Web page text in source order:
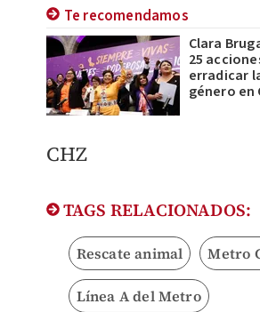
Te recomendamos
Clara
25
erradicar
género en
​CHZ
TAGS RELACIONADOS:
Rescate animal Metro
Línea A del Metro